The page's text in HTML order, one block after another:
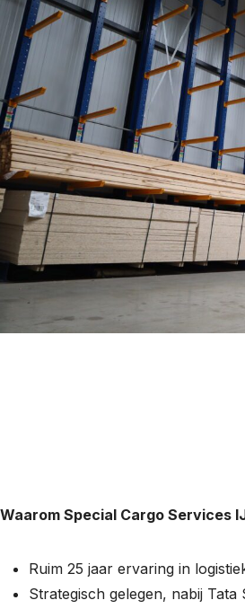
Waarom Special Cargo Services
Ruim 25 jaar ervaring in
Strategisch gelegen, nabij